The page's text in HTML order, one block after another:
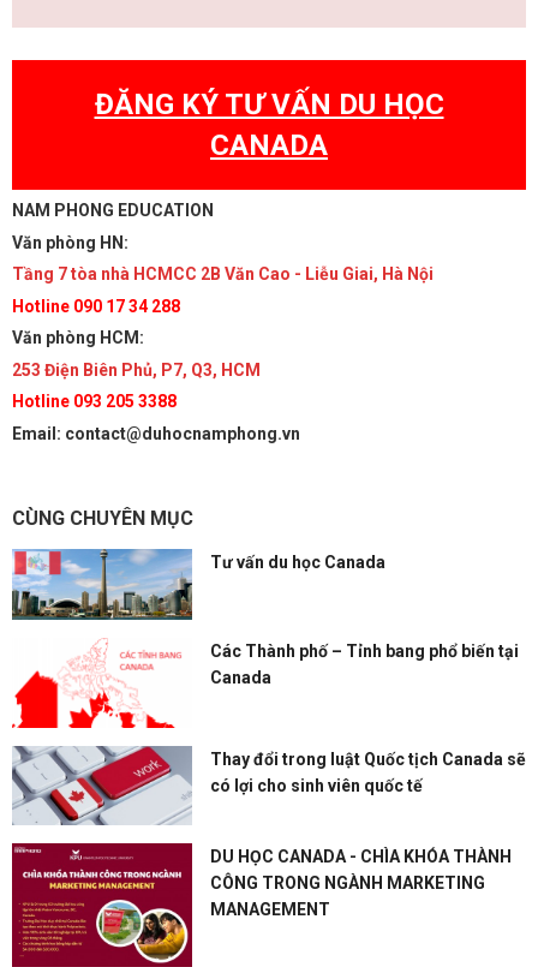
ĐĂNG KÝ TƯ VẤN DU HỌC
CANADA
NAM PHONG EDUCATION
Văn phòng HN:
Tầng 7 tòa nhà HCMCC 2B Văn Cao - Liễu Giai, Hà Nội
Hotline 090 17 34 288
Văn phòng HCM:
253 Điện Biên Phủ, P7, Q3, HCM
Hotline 093 205 3388
Email: contact@duhocnamphong.vn
CÙNG CHUYÊN MỤC
Tư vấn du học Canada
Các Thành phố – Tỉnh bang phổ biến tại
Canada
Thay đổi trong luật Quốc tịch Canada sẽ
có lợi cho sinh viên quốc tế
DU HỌC CANADA - CHÌA KHÓA THÀNH
CÔNG TRONG NGÀNH MARKETING
MANAGEMENT